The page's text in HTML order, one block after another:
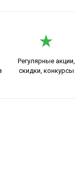
Регулярные акции,
скидки, конкурсы